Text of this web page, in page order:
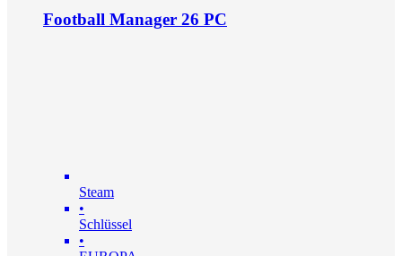
Football Manager 26 PC
Steam
•
Schlüssel
•